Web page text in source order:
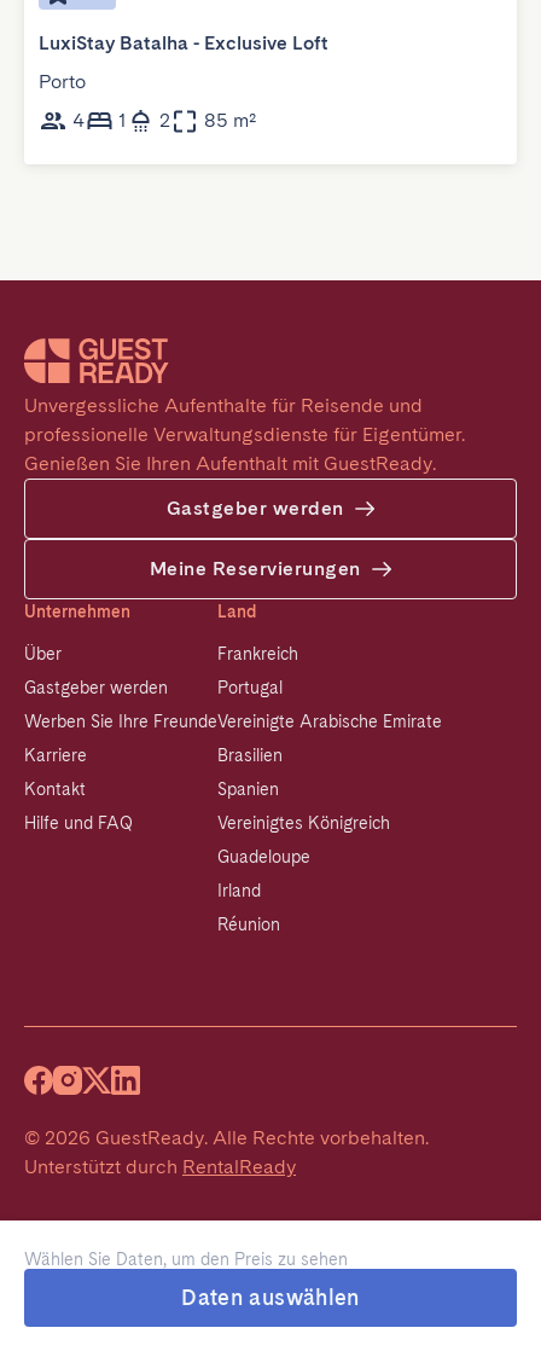
Wählen Sie Daten, um den Preis zu sehen
Daten auswählen
LuxiStay Batalha - Exclusive Loft
Porto
4
1 2 85 m²
Unvergessliche Aufenthalte für Reisende und
professionelle Verwaltungsdienste für Eigentümer.
Genießen Sie Ihren Aufenthalt mit GuestReady.
Gastgeber werden
Meine Reservierungen
Unternehmen
Über
Gastgeber werden
Werben Sie Ihre Freunde
Karriere
Kontakt
Hilfe und FAQ
Land
Frankreich
Portugal
Vereinigte Arabische Emirate
Brasilien
Spanien
Vereinigtes Königreich
Guadeloupe
Irland
Réunion
© 2026 GuestReady. Alle Rechte vorbehalten.
Unterstützt durch RentalReady